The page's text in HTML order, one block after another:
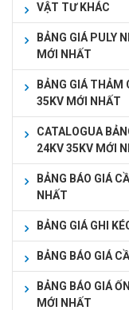
VẬT TƯ KHÁC
BẢNG GIÁ PULY
MỚI NHẤT
BẢNG GIÁ THẢM
35KV MỚI NHẤT
CATALOGUA
24KV 35KV MỚI
BẢNG BÁO GIÁ
NHẤT
BẢNG GIÁ GHI
BẢNG BÁO GIÁ
BẢNG BÁO GIÁ
MỚI NHẤT